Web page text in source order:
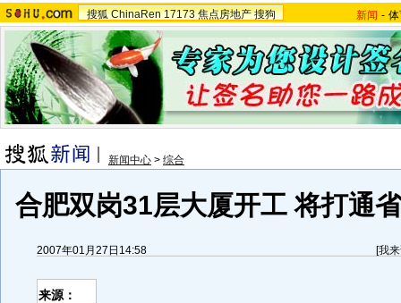
搜狐 ChinaRen 17173 焦点房地产 搜狗 新闻 -
新闻中心 > 综合
合肥双岗31层大厦开工 将打通
2007年01月27日14:58 [我
来源：